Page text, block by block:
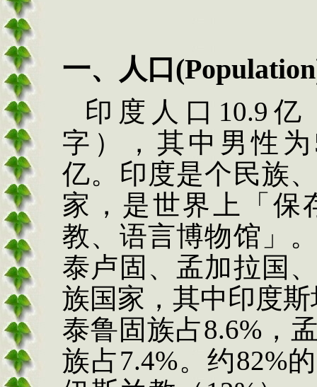
一、人口
印度人口 10.9 亿
字），其中男性为
亿。印度是个民族
家，是世界上「保
教、语言博物馆」
泰卢固、孟加拉国
族国家，其中印度
泰鲁固族占8.6%，
族占7.4%。约82%